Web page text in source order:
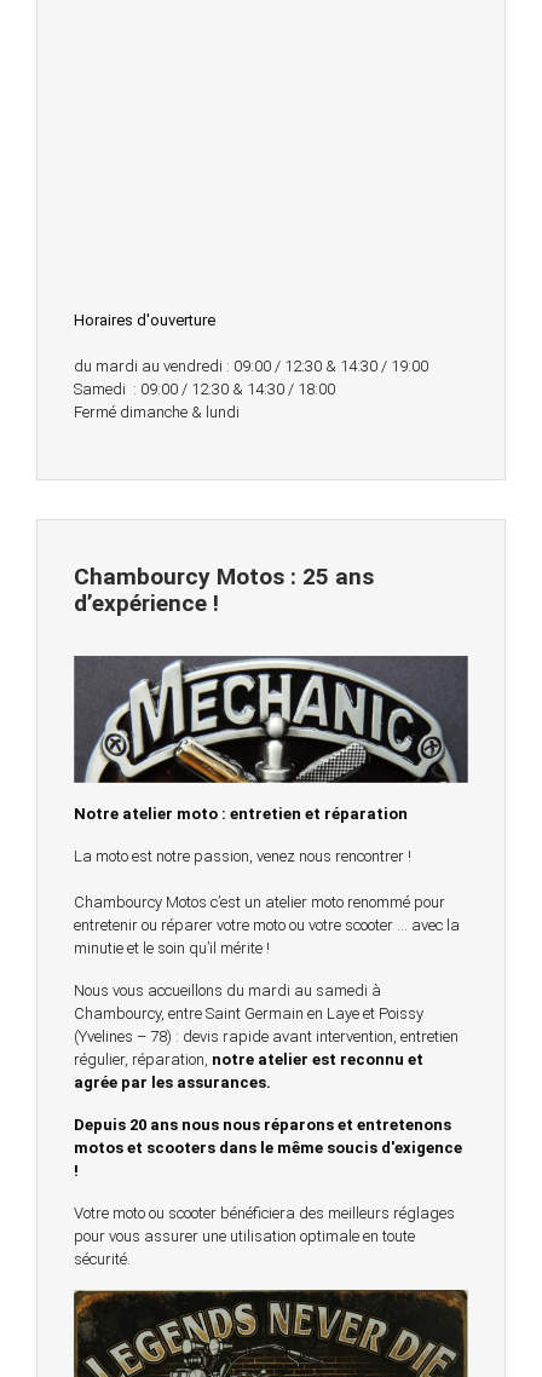
Horaires d'ouverture
du mardi au vendredi : 09:00 / 12:30 & 14:30 / 19:00
Samedi : 09:00 / 12:30 & 14:30 / 18:00
Fermé dimanche & lundi
Chambourcy Motos : 25 ans
d’expérience !
Notre atelier moto : entretien et réparation
La moto est notre passion, venez nous rencontrer !
Chambourcy Motos c’est un atelier moto renommé pour
entretenir ou réparer votre moto ou votre scooter … avec la
minutie et le soin qu’il mérite !
Nous vous accueillons du mardi au samedi à
Chambourcy, entre Saint Germain en Laye et Poissy
(Yvelines – 78) : devis rapide avant intervention, entretien
régulier, réparation, notre atelier est reconnu et
agrée par les assurances.
Depuis 20 ans nous nous réparons et entretenons
motos et scooters dans le même soucis d'exigence
!
Votre moto ou scooter bénéficiera des meilleurs réglages
pour vous assurer une utilisation optimale en toute
sécurité.